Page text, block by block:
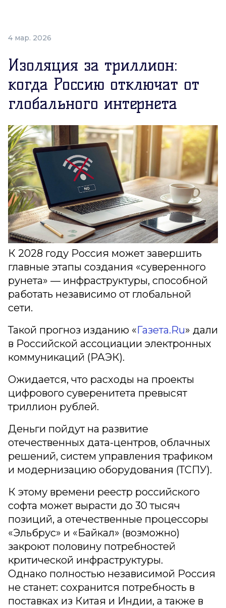
4 мар. 2026
Изоляция за триллион:
когда Россию отключат от
глобального интернета
К 2028 году Россия может завершить
главные этапы создания «суверенного
рунета» — инфраструктуры, способной
работать независимо от глобальной
сети.
Такой прогноз изданию «Газета.Ru» дали
в Российской ассоциации электронных
коммуникаций (РАЭК).
Ожидается, что расходы на проекты
цифрового суверенитета превысят
триллион рублей.
Деньги пойдут на развитие
отечественных дата-центров, облачных
решений, систем управления трафиком
и модернизацию оборудования (ТСПУ).
К этому времени реестр российского
софта может вырасти до 30 тысяч
позиций, а отечественные процессоры
«Эльбрус» и «Байкал» (возможно)
закроют половину потребностей
критической инфраструктуры.
Однако полностью независимой Россия
не станет: сохранится потребность в
поставках из Китая и Индии, а также в